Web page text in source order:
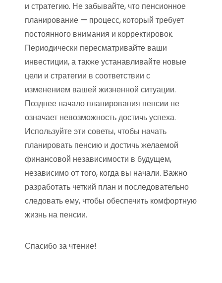
и стратегию. Не забывайте, что пенсионное
планирование — процесс, который требует
постоянного внимания и корректировок.
Периодически пересматривайте ваши
инвестиции, а также устанавливайте новые
цели и стратегии в соответствии с
изменением вашей жизненной ситуации.
Позднее начало планирования пенсии не
означает невозможность достичь успеха.
Используйте эти советы, чтобы начать
планировать пенсию и достичь желаемой
финансовой независимости в будущем,
независимо от того, когда вы начали. Важно
разработать четкий план и последовательно
следовать ему, чтобы обеспечить комфортную
жизнь на пенсии.
Спасибо за чтение!